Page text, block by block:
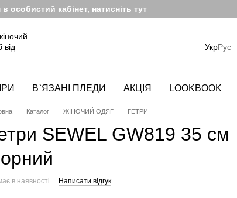
кабінет, натисніть тут
УкрРус
В`ЯЗАНІ ПЛЕДИ АКЦІЯ LOOKBOOK
Каталог ЖІНОЧИЙ ОДЯГ ГЕТРИ
SEWEL GW819 35 см
в наявності Написати відгук